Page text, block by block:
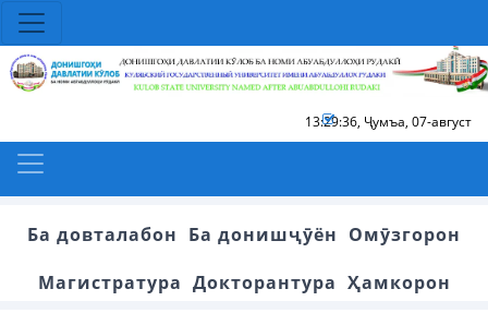
13:29:36, Ҷумъа, 07-август
Ба довталабон Ба донишҷӯён Омӯзгорон
Магистратура Докторантура Ҳамкорон